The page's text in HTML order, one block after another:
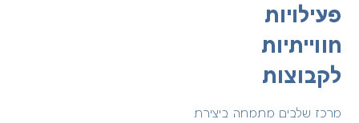
פעילויות
חווייתיות
לקבוצות
מרכז שלבים מתמחה ביצירת